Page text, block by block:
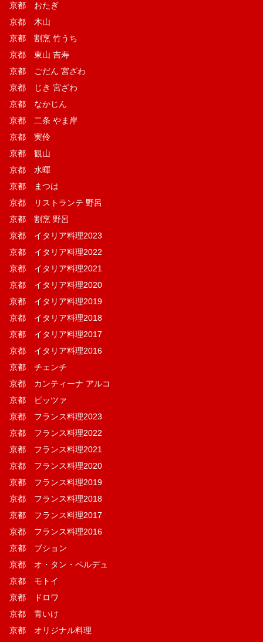
京都 おたぎ
京都 木山
京都 割烹 竹うち
京都 東山 吉寿
京都 ごだん 宮ざわ
京都 じき 宮ざわ
京都 なかじん
京都 二条 やま岸
京都 実伶
京都 観山
京都 水暉
京都 まつは
京都 リストランテ 野呂
京都 割烹 野呂
京都 イタリア料理2023
京都 イタリア料理2022
京都 イタリア料理2021
京都 イタリア料理2020
京都 イタリア料理2019
京都 イタリア料理2018
京都 イタリア料理2017
京都 イタリア料理2016
京都 チェンチ
京都 カンティーナ アルコ
京都 ピッツァ
京都 フランス料理2023
京都 フランス料理2022
京都 フランス料理2021
京都 フランス料理2020
京都 フランス料理2019
京都 フランス料理2018
京都 フランス料理2017
京都 フランス料理2016
京都 ブション
京都 オ・タン・ペルデュ
京都 モトイ
京都 ドロワ
京都 青いけ
京都 オリジナル料理